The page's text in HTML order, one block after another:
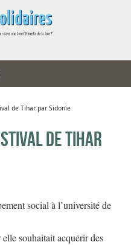
de Tihar par Sidonie
de Tihar
social à l’université de
souhaitait acquérir des